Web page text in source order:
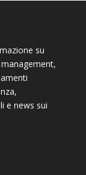
su
e news sui